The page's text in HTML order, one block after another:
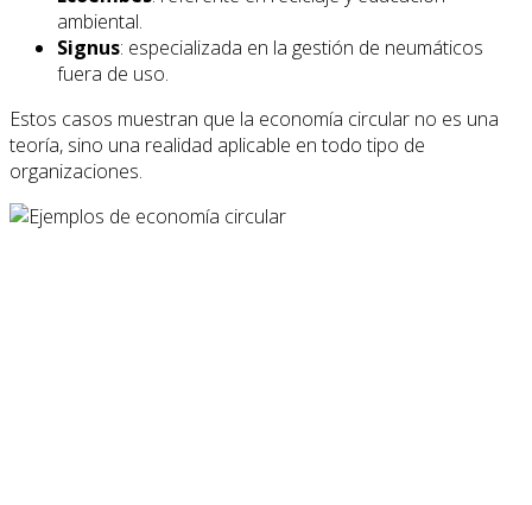
ambiental.
Signus: especializada en la gestión de neumáticos
fuera de uso.
Estos casos muestran que la economía circular no es una
teoría, sino una realidad aplicable en todo tipo de
organizaciones.